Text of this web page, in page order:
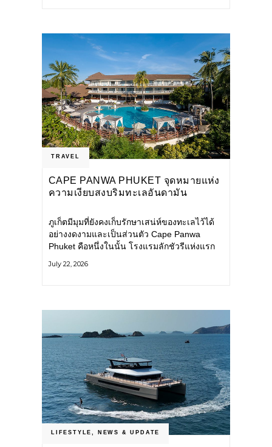
TRAVEL
CAPE PANWA PHUKET จุดหมายแห่ง
ความเงียบสงบริมทะเลอันดามัน
ภูเก็ตมีมุมที่ยังคงเก็บรักษาเสน่ห์ของทะเลไว้ได้
อย่างงดงามและเป็นส่วนตัว Cape Panwa
Phuket คือหนึ่งในนั้น โรงแรมลักชัวรีแห่งแรก
แหลมพันวา ทางตะวันออกเฉียงใต้ของเกาะ
July 22, 2026
LIFESTYLE, NEWS & UPDATE